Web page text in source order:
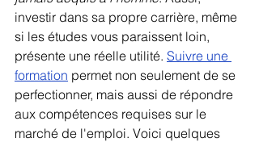
investir dans sa propre carrière, même
si les études vous paraissent loin,
présente une réelle utilité. Suivre une
formation permet non seulement de se
perfectionner, mais aussi de répondre
aux compétences requises sur le
marché de l'emploi. Voici quelques